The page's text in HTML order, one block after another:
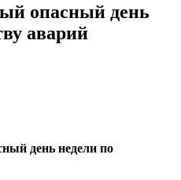
опасный день
аварий